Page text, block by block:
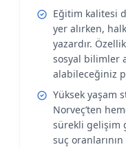
Eğitim kalitesi
yer alırken,
yazardır.
sosyal bilimler
alabileceğiniz
Yüksek yaşam
Norveç’ten
sürekli gelişim
suç